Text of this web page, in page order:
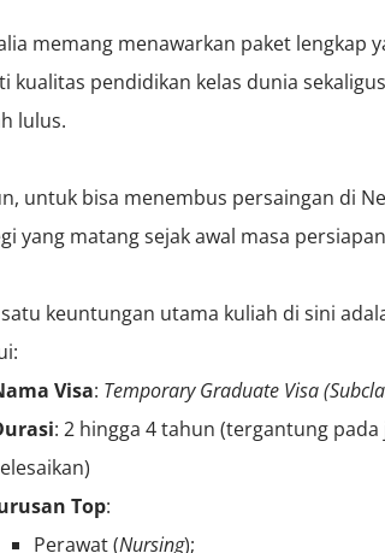
memang menawarkan paket lengkap
kualitas pendidikan kelas dunia
lulus.
untuk bisa menembus persaingan di
yang matang sejak awal masa
keuntungan utama kuliah di sini
Visa: Temporary Graduate Visa
: 2 hingga 4 tahun (tergantung
Top:
Perawat (Nursing);